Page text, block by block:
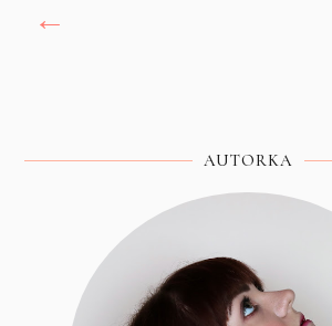
←
AUTORKA